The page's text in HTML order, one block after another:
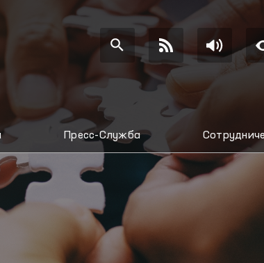
Пресс-Служба